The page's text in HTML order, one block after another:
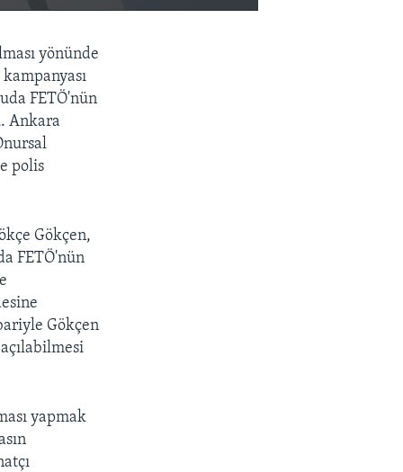
yönünde
FETÖ'nün
Ankara
polis
Gökçen,
FETÖ'nün
Gökçen
yapmak